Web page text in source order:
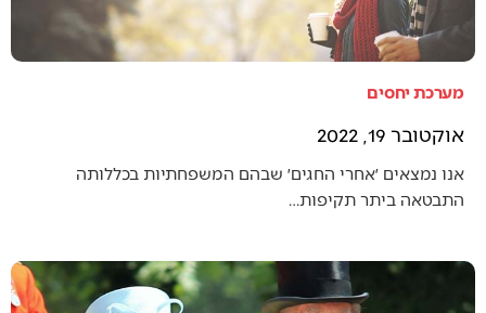
מערכת יחסים
אוקטובר 19, 2022
אנו נמצאים ׳אחרי החגים׳ שבהם המשפחתיות בכללותה
התבטאה ביתר תקיפות…